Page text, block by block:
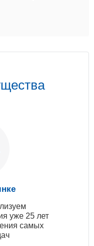
уже 25 лет
самых